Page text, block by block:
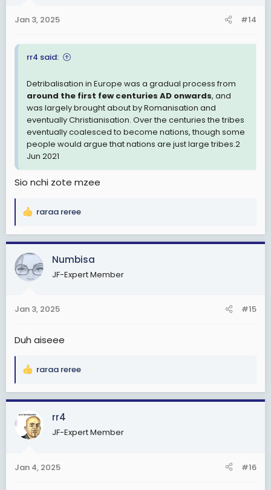
s
Jan 3, 2025 #14
rr4 said:
Detribalisation in Europe was a gradual process from
around the first few centuries AD onwards, and
was largely brought about by Romanisation and
eventually Christianisation. Over the centuries the tribes
eventually coalesced to become nations, though some
people would argue that nations are just large tribes.2
Jun 2021
Sio nchi zote mzee
R
a
c
t
i
s
raraa reree
Numbisa
JF-Expert Member
Jan 3, 2025 #15
Duh aiseee
R
a
c
t
i
s
raraa reree
rr4
JF-Expert Member
Jan 4, 2025 #16